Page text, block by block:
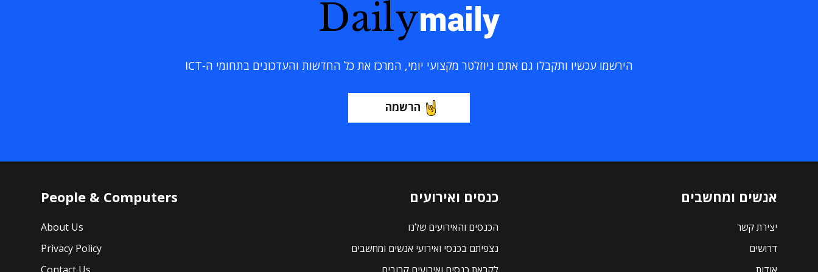
Dailymaily
הירשמו עכשיו ותקבלו גם אתם ניוזלטר מקצועי יומי, המרכז את כל החדשות והעדכונים בתחומי ה-ICT
הרשמה
אנשים ומחשבים
יצירת קשר
דרושים
כנסים ואירועים
הכנסים והאירועים שלנו
נצפיתם בכנסי ואירועי אנשים ומחשבים
People & Computers
About Us
Privacy Policy